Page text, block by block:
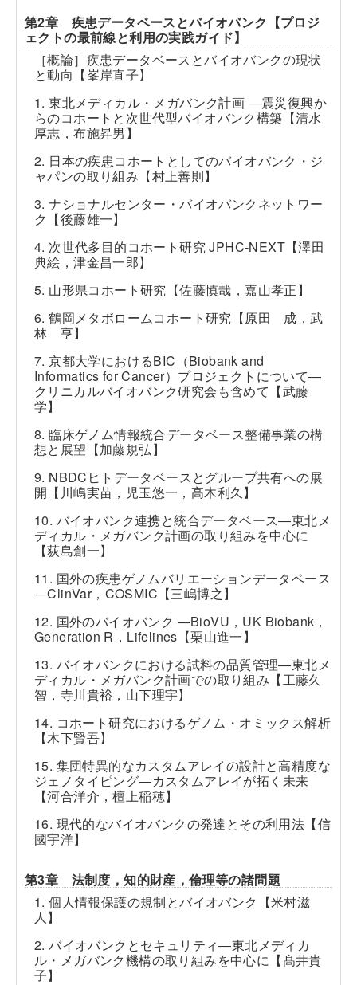
第2章 疾患データベースとバイオバンク【プロジ
ェクトの最前線と利用の実践ガイド】
［概論］疾患データベースとバイオバンクの現状
と動向【峯岸直子】
1. 東北メディカル・メガバンク計画 ―震災復興か
らのコホートと次世代型バイオバンク構築【清水
厚志，布施昇男】
2. 日本の疾患コホートとしてのバイオバンク・ジ
ャパンの取り組み【村上善則】
3. ナショナルセンター・バイオバンクネットワー
ク【後藤雄一】
4. 次世代多目的コホート研究 JPHC-NEXT【澤田
典絵，津金昌一郎】
5. 山形県コホート研究【佐藤慎哉，嘉山孝正】
6. 鶴岡メタボロームコホート研究【原田 成，武
林 亨】
7. 京都大学におけるBIC（Biobank and
Informatics for Cancer）プロジェクトについて―
クリニカルバイオバンク研究会も含めて【武藤
学】
8. 臨床ゲノム情報統合データベース整備事業の構
想と展望【加藤規弘】
9. NBDCヒトデータベースとグループ共有への展
開【川嶋実苗，児玉悠一，高木利久】
10. バイオバンク連携と統合データベース―東北メ
ディカル・メガバンク計画の取り組みを中心に
【荻島創一】
11. 国外の疾患ゲノムバリエーションデータベース
―ClinVar，COSMIC【三嶋博之】
12. 国外のバイオバンク ―BioVU，UK Biobank，
Generation R，Lifelines【栗山進一】
13. バイオバンクにおける試料の品質管理―東北メ
ディカル・メガバンク計画での取り組み【工藤久
智，寺川貴裕，山下理宇】
14. コホート研究におけるゲノム・オミックス解析
【木下賢吾】
15. 集団特異的なカスタムアレイの設計と高精度な
ジェノタイピング―カスタムアレイが拓く未来
【河合洋介，檀上稲穂】
16. 現代的なバイオバンクの発達とその利用法【信
國宇洋】
第3章 法制度，知的財産，倫理等の諸問題
1. 個人情報保護の規制とバイオバンク【米村滋
人】
2. バイオバンクとセキュリティ―東北メディカ
ル・メガバンク機構の取り組みを中心に【髙井貴
子】